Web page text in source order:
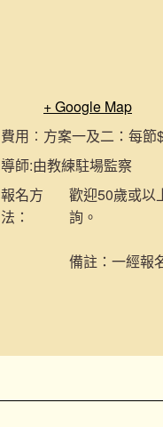
+ Google Map
費用︰ 方案一及二：每節
導師:由教練駐場監察
報名方
法：
歡迎50歲或以
詢。
備註：一經報